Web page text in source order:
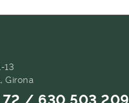
13
Girona